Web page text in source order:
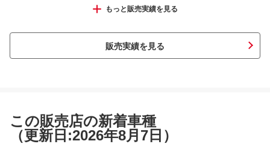
ノア ハイブリッドＳｉ ダブルバイビー
もっと販売実績を見る
販売実績を見る
この販売店の新着車種
（更新日:2026年8月7日）